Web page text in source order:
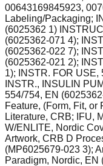
00643169845923,
Labeling/Packaging;
(6025362 1)
(6025362-071 4);
(6025362-022 7);
(6025362-021 2);
1); INSTR. FOR USE,
INSTR., INSULIN
554/754, EN
Feature, (Form, Fit, or
Literature, CRB; IFU,
W/ENLITE, Nordic
Artwork, CRB D
(MP6025679-023 3);
Paradigm, Nordic, EN